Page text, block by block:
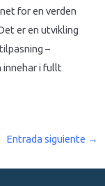
for en verden
er en utvikling
–
innehar i fullt
Entrada siguiente →